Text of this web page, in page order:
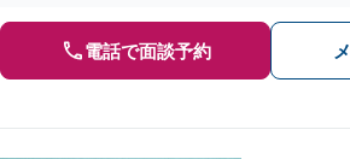
電話で面談予約